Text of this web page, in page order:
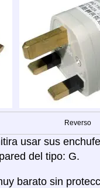
Reverso
usar sus
del tipo: G.
barato sin